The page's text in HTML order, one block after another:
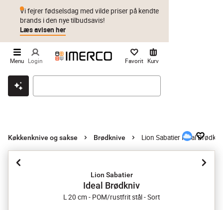
Klik & hent Byt i 1 år Prismatch
Vi fejrer fødselsdag med vilde priser på kendte
brands i den nye tilbudsavis!
Læs avisen her
Menu Login Favorit Kurv
Køkkenknive og sakse Brødknive Lion Sabatier Ideal
Lion Sabatier
Ideal Brødkniv
L 20 cm - POM/rustfrit stål - Sort